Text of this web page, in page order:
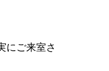
にご来室さ